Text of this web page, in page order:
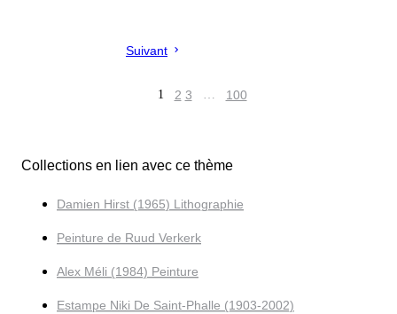
Suivant
1 2 3 … 100
Collections en lien avec ce thème
Damien Hirst (1965) Lithographie
Peinture de Ruud Verkerk
Alex Méli (1984) Peinture
Estampe Niki De Saint-Phalle (1903-2002)